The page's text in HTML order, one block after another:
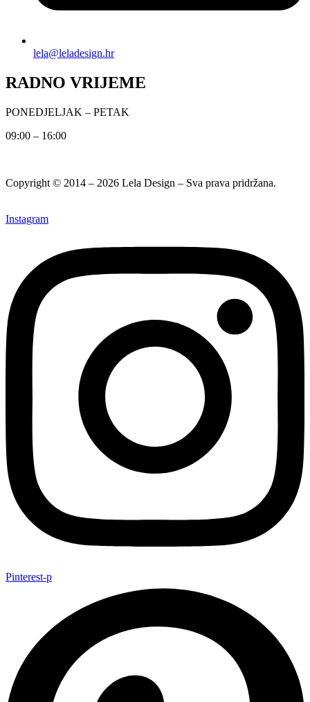
lela@leladesign.hr
RADNO VRIJEME
PONEDJELJAK – PETAK
09:00 – 16:00
Copyright © 2014 – 2026 Lela Design – Sva prava pridržana.
Instagram
Pinterest-p